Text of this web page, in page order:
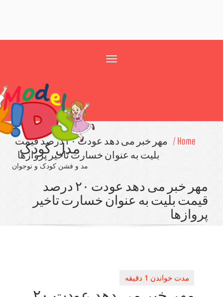
مدل کودک
مد و فشن کودک و نوجوان
مهر خبر می دهد عودت ۲۰ درصد قیمت
بلیت به عنوان خسارت تاخیر پروازها
مهر خبر می دهد عودت ۲۰ درصد
بلیت به عنوان خسارت تاخیر